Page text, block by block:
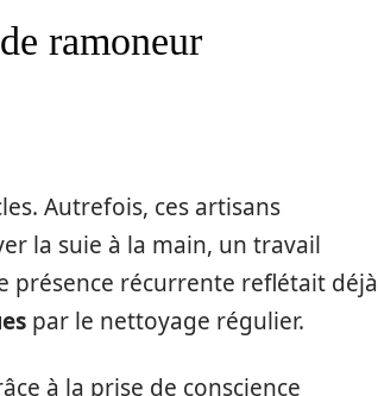
ramoneur
Autrefois, ces artisans
la suie à la main, un travail
présence récurrente reflétait déjà
par le nettoyage régulier.
à la prise de conscience